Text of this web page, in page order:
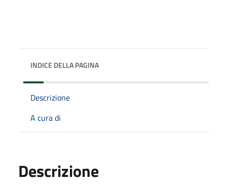
INDICE DELLA PAGINA
Descrizione
A cura di
Descrizione